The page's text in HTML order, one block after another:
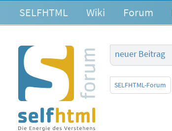
SELFHTML Wiki Forum
neuer Beitrag
SELFHTML-Forum